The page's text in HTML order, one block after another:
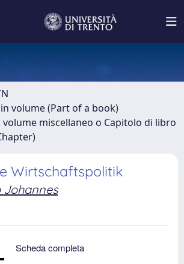
volume (Part of a book)
volume miscellaneo o Capitolo di libro
Wirtschaftspolitik
Johannes
Scheda completa